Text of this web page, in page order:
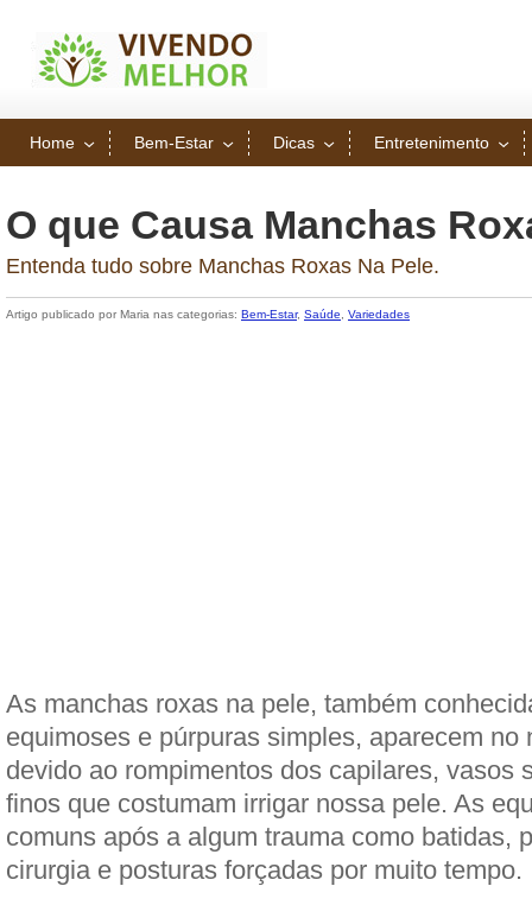
Home Bem-Estar Dicas Entretenimento
O que Causa Manchas
Entenda tudo sobre Manchas Roxas Na Pele.
Artigo publicado por Maria nas categorias: Bem-Estar, Saúde Variedades
As manchas roxas na pele, também
equimoses e púrpuras simples, aparecem no
devido ao rompimentos dos capilares, vasos
finos que costumam irrigar nossa pele. As
comuns após a algum trauma como batidas,
cirurgia e posturas forçadas por muito tempo.